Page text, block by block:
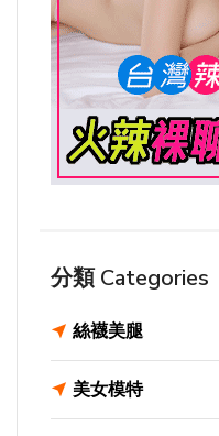
分類 Categories
絲襪美腿
美女模特